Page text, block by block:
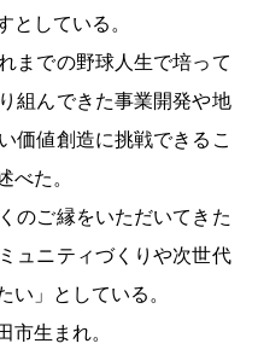
としている。
までの野球人生で培って
組んできた事業開発や地
価値創造に挑戦できるこ
べた。
のご縁をいただいてきた
ュニティづくりや次世代
い」としている。
市生まれ。